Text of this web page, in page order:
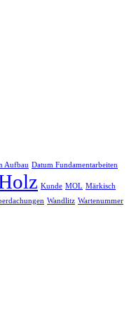
Aufbau Datum Fundamentarbeiten
Kunde MOL Märkisch
Wandlitz Wartenummer